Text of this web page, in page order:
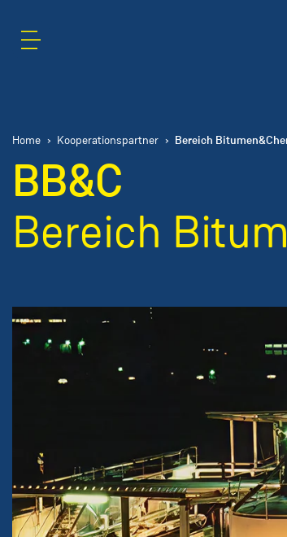
Home Kooperationspartner Bereich
BB&C
Bereich